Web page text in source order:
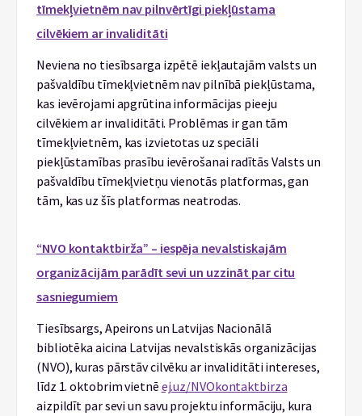
tīmekļvietnēm nav pilnvērtīgi piekļūstama
cilvēkiem ar invaliditāti
Neviena no tiesībsarga izpētē iekļautajām valsts un
pašvaldību tīmekļvietnēm nav pilnībā piekļūstama,
kas ievērojami apgrūtina informācijas pieeju
cilvēkiem ar invaliditāti. Problēmas ir gan tām
tīmekļvietnēm, kas izvietotas uz speciāli
piekļūstamības prasību ievērošanai radītās Valsts un
pašvaldību tīmekļvietņu vienotās platformas, gan
tām, kas uz šīs platformas neatrodas.
“NVO kontaktbirža” – iespēja nevalstiskajām
organizācijām parādīt sevi un uzzināt par citu
sasniegumiem
Tiesībsargs, Apeirons un Latvijas Nacionālā
bibliotēka aicina Latvijas nevalstiskās organizācijas
(NVO), kuras pārstāv cilvēku ar invaliditāti intereses,
līdz 1. oktobrim vietnē ej.uz/NVOkontaktbirza
aizpildīt par sevi un savu projektu informāciju, kura